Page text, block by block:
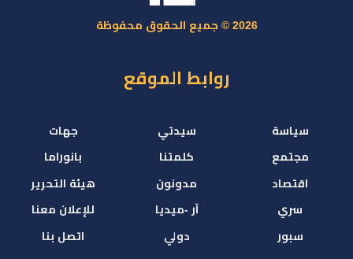
2026 © جميع الحقوق محفوظة
روابط الموقع
سياسة
مجتمع
اقتصاد
سري
سبور
سيدتي
كلمتنا
مدونون
آر -ميديا
دولي
جهات
بانوراما
هيئة التحرير
للإعلان معنا
اتصل بنا